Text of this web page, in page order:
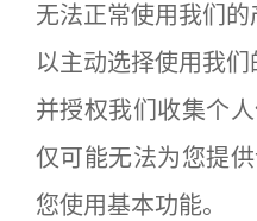
无法正常使用我们
以主动选择使用我
并授权我们收集个
仅可能无法为您提
您使用基本功能。